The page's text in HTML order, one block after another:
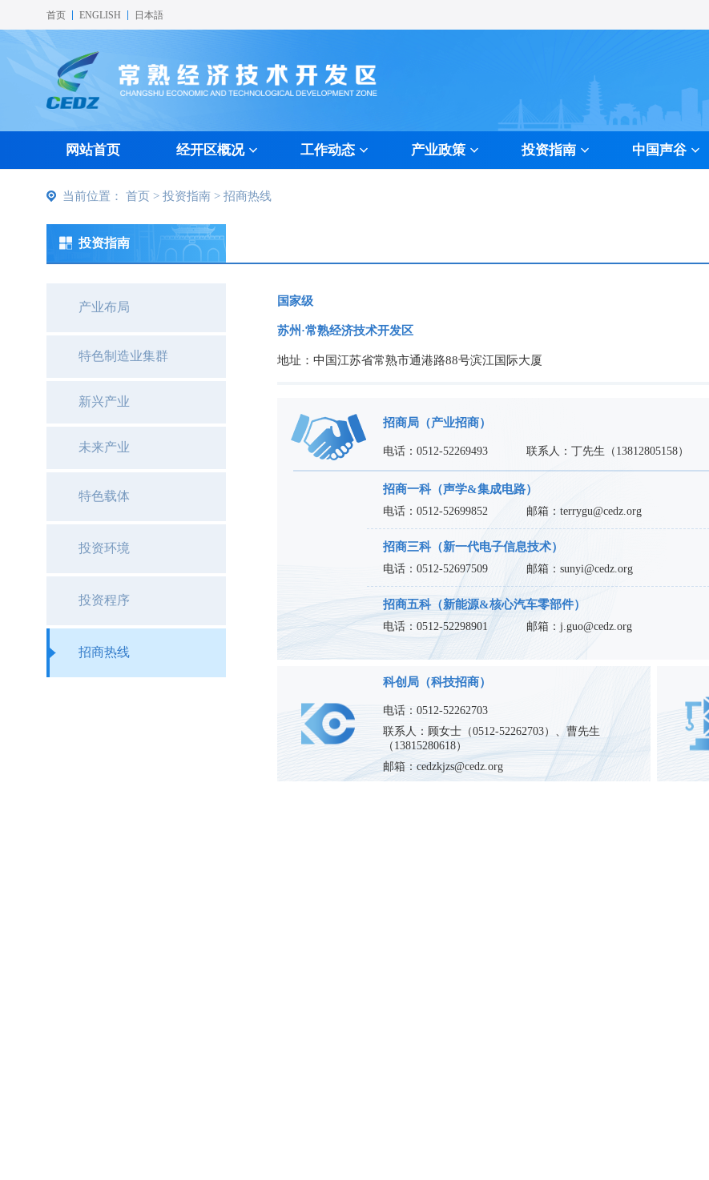
首页 ENGLISH 日本語
网站首页 经开区概况
经开区简介 组织机构 交通区位
工作动态 产业政策
经济发展 科技创新 人才奖励
投资指南
产业布局 特色载体 投资环境
中国声谷
声谷快讯 载体平台 声谷图册
教育事业 医疗文体 休闲娱乐
办事指南 政策法规 许可办理
当前位置： 首页> 投资指南 > 招商热线
投资指南
产业布局
特色制造业集群
新兴产业
未来产业
特色载体
投资环境
投资程序
招商热线
国家级
苏州·常熟经济技术开发区
地址：中国江苏省常熟市通港路88号滨江国际大厦
招商局（产业招商）
电话： 0512-52269493 联系人：丁先生（ 13812805158）
招商一科（声学&集成电路）
电话： 0512-52699852 邮箱： terrygu@cedz.org
招商三科（新一代电子信息技术）
电话： 0512-52697509 邮箱： sunyi@cedz.org
招商五科（新能源&核心汽车零部件）
电话： 0512-52298901 邮箱： j.guo@cedz.org
科创局（科技招商）
电话： 0512-52262703
联系人：顾女士（0512-52262703）、曹先生
（ 13815280618）
邮箱：cedzkjzs@cedz.org